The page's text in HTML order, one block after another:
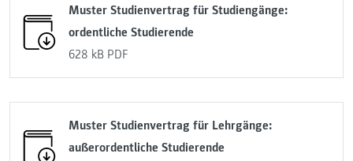
Muster Studienvertrag für Studiengänge:
ordentliche Studierende
628 kB PDF
Muster Studienvertrag für Lehrgänge:
außerordentliche Studierende